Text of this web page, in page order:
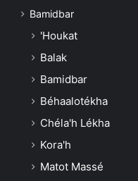
Bamidbar
'Houkat
Balak
Bamidbar
Béhaalotékha
Chéla'h Lékha
Kora'h
Matot Massé